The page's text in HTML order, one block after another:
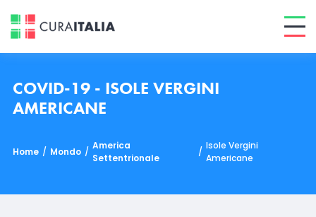
COVID-19 - ISOLE VERGINI
AMERICANE
Home / Mondo /
America
Settentrionale
/
Isole Vergini
Americane